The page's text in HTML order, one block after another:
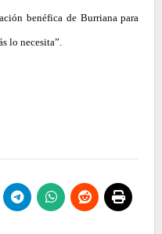
benéfica de Burriana para
lo necesita”.